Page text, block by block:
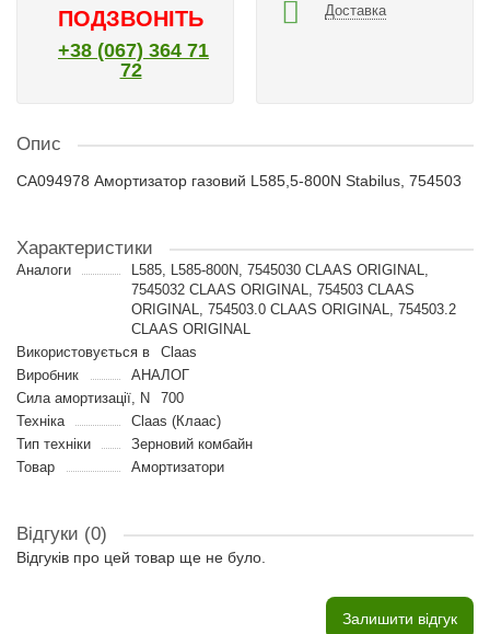
ПОДЗВОНІТЬ
+38 (067) 364 71
72
Доставка
Опис
CA094978 Амортизатор газовий L585,5-800N Stabilus, 754503
Характеристики
Аналоги
L585, L585-800N, 7545030 CLAAS ORIGINAL,
7545032 CLAAS ORIGINAL, 754503 CLAAS
ORIGINAL, 754503.0 CLAAS ORIGINAL, 754503.2
CLAAS ORIGINAL
Використовується в
Claas
Виробник
АНАЛОГ
Сила амортизації, N
700
Техніка
Claas (Клаас)
Тип техніки
Зерновий комбайн
Товар
Амортизатори
Відгуки (0)
Відгуків про цей товар ще не було.
Залишити відгук